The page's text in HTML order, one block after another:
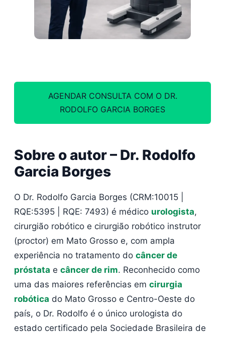
AGENDAR CONSULTA COM O DR.
RODOLFO GARCIA BORGES
Sobre o autor – Dr. Rodolfo
Garcia Borges
O Dr. Rodolfo Garcia Borges (CRM:10015 |
RQE:5395 | RQE: 7493) é médico urologista,
cirurgião robótico e cirurgião robótico instrutor
(proctor) em Mato Grosso e, com ampla
experiência no tratamento do câncer de
próstata e câncer de rim. Reconhecido como
uma das maiores referências em cirurgia
robótica do Mato Grosso e Centro-Oeste do
país, o Dr. Rodolfo é o único urologista do
estado certificado pela Sociedade Brasileira de